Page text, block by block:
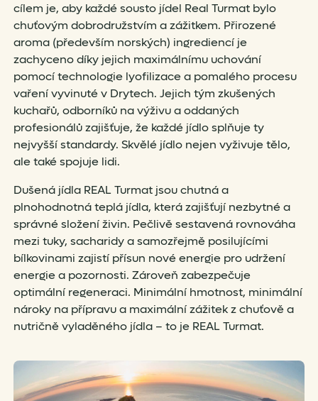
cílem je, aby každé sousto jídel Real Turmat bylo
chuťovým dobrodružstvím a zážitkem. Přirozené
aroma (především norských) ingrediencí je
zachyceno díky jejich maximálnímu uchování
pomocí technologie lyofilizace a pomalého procesu
vaření vyvinuté v Drytech. Jejich tým zkušených
kuchařů, odborníků na výživu a oddaných
profesionálů zajišťuje, že každé jídlo splňuje ty
nejvyšší standardy. Skvělé jídlo nejen vyživuje tělo,
ale také spojuje lidi.
Dušená jídla REAL Turmat jsou chutná a
plnohodnotná teplá jídla, která zajišťují nezbytné a
správné složení živin. Pečlivě sestavená rovnováha
mezi tuky, sacharidy a samozřejmě posilujícími
bílkovinami zajistí přísun nové energie pro udržení
energie a pozornosti. Zároveň zabezpečuje
optimální regeneraci. Minimální hmotnost, minimální
nároky na přípravu a maximální zážitek z chuťově a
nutričně vyladěného jídla – to je REAL Turmat.